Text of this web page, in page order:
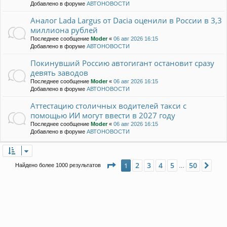
Добавлено в форуме АВТОНОВОСТИ
Аналог Lada Largus от Dacia оценили в России в 3,3
миллиона рублей
Последнее сообщение Moder« 06 авг 2026 16:15
Добавлено в форуме АВТОНОВОСТИ
Покинувший Россию автогигант остановит сразу
девять заводов
Последнее сообщение Moder« 06 авг 2026 16:15
Добавлено в форуме АВТОНОВОСТИ
Аттестацию столичных водителей такси с
помощью ИИ могут ввести в 2027 году
Последнее сообщение Moder« 06 авг 2026 16:15
Добавлено в форуме АВТОНОВОСТИ
Найдено более 1000 результатов Страница из 50
1 2 3 4 5 50